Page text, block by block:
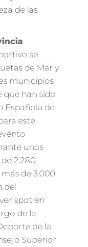
de las
se
de Mar y
municipios
que han sido
Española de
este
unos
2.280
de 3.000
del
spot en
de la
de la
Superior